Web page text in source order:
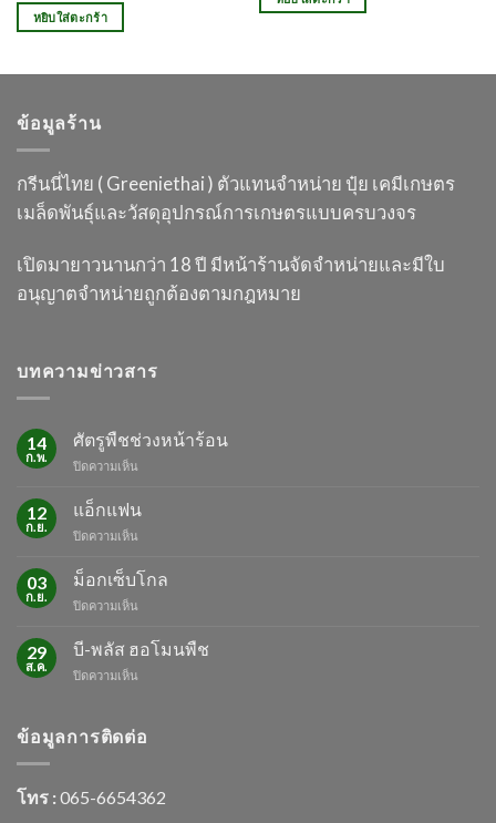
หยิบใส่ตะกร้า
ข้อมูลร้าน
กรีนนี่ไทย ( Greeniethai ) ตัวแทนจำหน่าย ปุ๋ย เคมีเกษตร
เมล็ดพันธุ์และวัสดุอุปกรณ์การเกษตรแบบครบวงจร
เปิดมายาวนานกว่า 18 ปี มีหน้าร้านจัดจำหน่ายและมีใบ
อนุญาตจำหน่ายถูกต้องตามกฎหมาย
บทความข่าวสาร
14
ก.พ.
ศัตรูพืชช่วงหน้าร้อน
ปิดความเห็น
ช่วง
หน้า
12
ก.ย.
แอ็กแฟน
ปิดความเห็น
แฟน
03
ก.ย.
ม็อกเซ็บโกล
ปิดความเห็น
อก
เซ็บ
โกล
29
ส.ค.
บี-พลัส ฮอโมนพืช
ปิดความเห็น
ฮอ
ข้อมูลการติดต่อ
โทร : 065-6654362